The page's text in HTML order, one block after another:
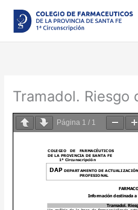
contenido
Tramadol. Riesgo
Página 1 / 1